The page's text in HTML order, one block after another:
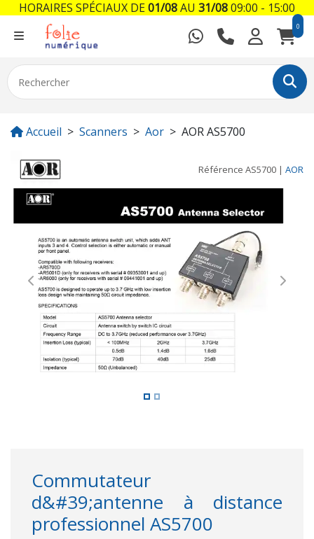
0
Accueil Scanners Aor AOR AS5700
Référence AS5700 | AOR
Previous Next
Commutateur
d&#39;antenne à distance
professionnel AS5700
HORAIRES SPÉCIAUX DE01/08AU 31/0809:00 - 15:00